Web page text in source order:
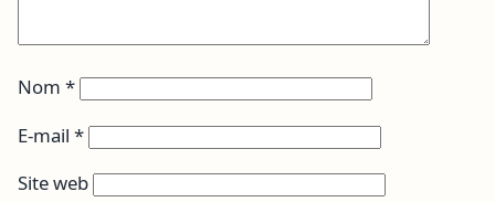
Nom *
E-mail *
Site web